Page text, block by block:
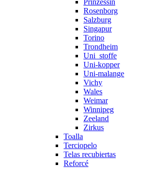
Prinzessin
Rosenborg
Salzburg
Singapur
Torino
Trondheim
Uni_stoffe
Uni-kopper
Uni-malange
Vichy
Wales
Weimar
Winnipeg
Zeeland
Zirkus
Toalla
Terciopelo
Telas recubiertas
Reforcé